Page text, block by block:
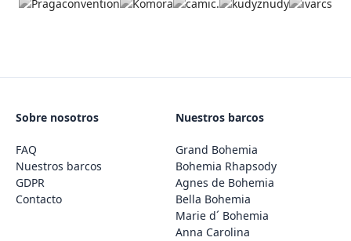
Sobre nosotros
FAQ
Nuestros barcos
GDPR
Contacto
Nuestros barcos
Grand Bohemia
Bohemia Rhapsody
Agnes de Bohemia
Bella Bohemia
Marie d´ Bohemia
Anna Carolina